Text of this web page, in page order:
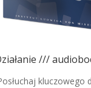
///
kluczowego